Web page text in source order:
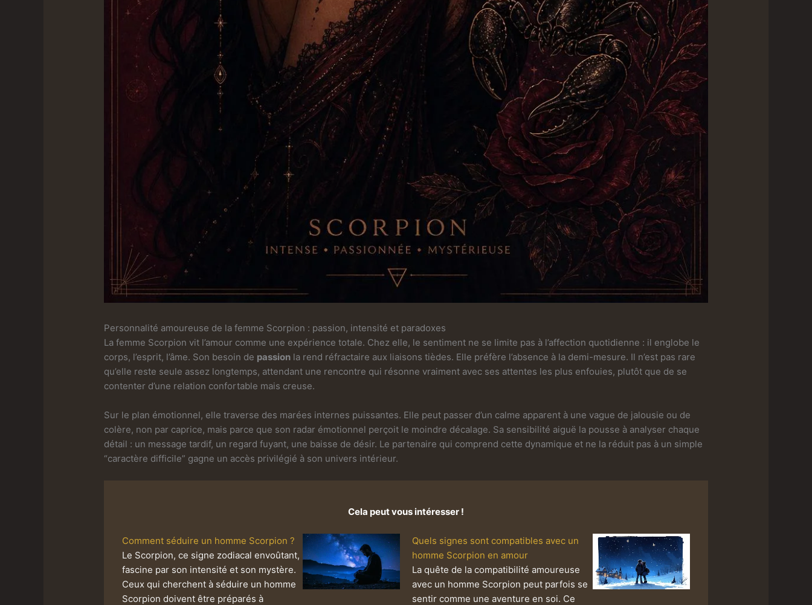
Personnalité amoureuse de la femme Scorpion : passion, intensité et paradoxes
La femme Scorpion vit l’amour comme une expérience totale. Chez elle, le sentiment ne se limite pas à l’affection quotidienne : il englobe le
corps, l’esprit, l’âme. Son besoin de passion la rend réfractaire aux liaisons tièdes. Elle préfère l’absence à la demi-mesure. Il n’est pas rare
qu’elle reste seule assez longtemps, attendant une rencontre qui résonne vraiment avec ses attentes les plus enfouies, plutôt que de se
contenter d’une relation confortable mais creuse.
Sur le plan émotionnel, elle traverse des marées internes puissantes. Elle peut passer d’un calme apparent à une vague de jalousie ou de
colère, non par caprice, mais parce que son radar émotionnel perçoit le moindre décalage. Sa sensibilité aiguë la pousse à analyser chaque
détail : un message tardif, un regard fuyant, une baisse de désir. Le partenaire qui comprend cette dynamique et ne la réduit pas à un simple
“caractère difficile” gagne un accès privilégié à son univers intérieur.
Cela peut vous intéresser !
Comment séduire un homme Scorpion ?
Le Scorpion, ce signe zodiacal envoûtant,
fascine par son intensité et son mystère.
Ceux qui cherchent à séduire un homme
Scorpion doivent être préparés à
Quels signes sont compatibles avec un
homme Scorpion en amour
La quête de la compatibilité amoureuse
avec un homme Scorpion peut parfois se
sentir comme une aventure en soi. Ce